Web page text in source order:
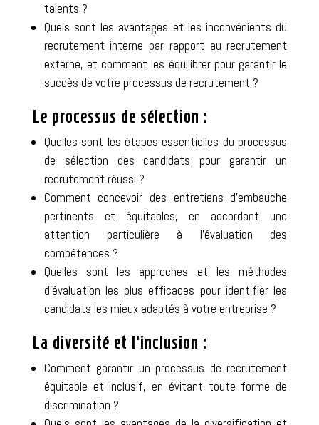
talents ?
Quels sont les avantages et les inconvénients du
recrutement interne par rapport au recrutement
externe, et comment les équilibrer pour garantir le
succès de votre processus de recrutement ?
Le processus de sélection :
Quelles sont les étapes essentielles du processus
de sélection des candidats pour garantir un
recrutement réussi ?
Comment concevoir des entretiens d’embauche
pertinents et équitables, en accordant une
attention particulière à l’évaluation des
compétences ?
Quelles sont les approches et les méthodes
d’évaluation les plus efficaces pour identifier les
candidats les mieux adaptés à votre entreprise ?
La diversité et l’inclusion :
Comment garantir un processus de recrutement
équitable et inclusif, en évitant toute forme de
discrimination ?